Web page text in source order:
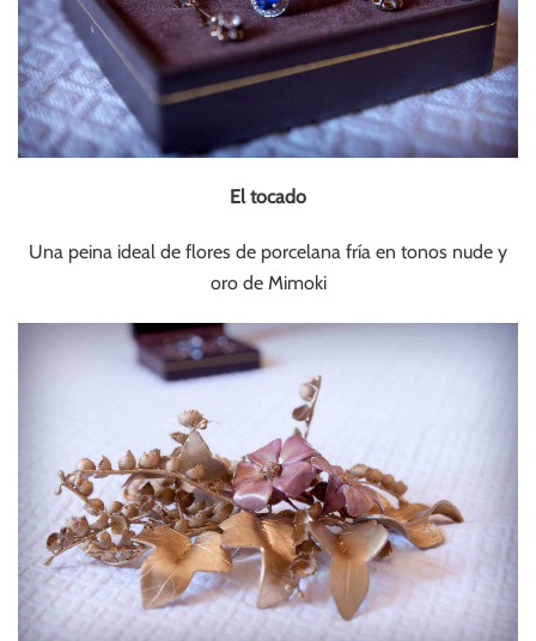
El tocado
Una peina ideal de flores de porcelana fría en tonos nude y
oro de Mimoki